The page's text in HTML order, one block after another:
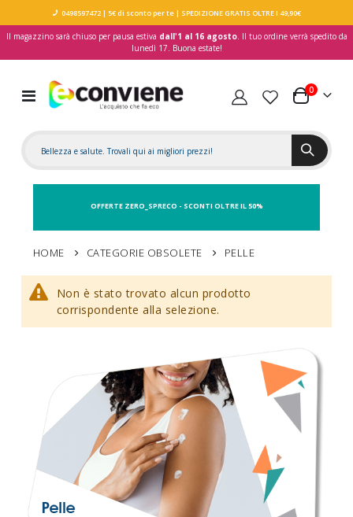
0498597472| 5€ di sconto per te| SPEDIZIONE GRATIS OLTRE I 49,90€
Il magazzino sarà chiuso per pausa estiva dall'1 al 16 agosto. Il tuo ordine verrà spedito da
lunedì 17. Buona estate!
Toggle
Nav
Carrello
0elementi
OFFERTE ZERO_SPRECO - SCONTI OLTRE IL 50%
HOME CATEGORIE OBSOLETE PELLE
Non è stato trovato alcun prodotto
corrispondente alla selezione.